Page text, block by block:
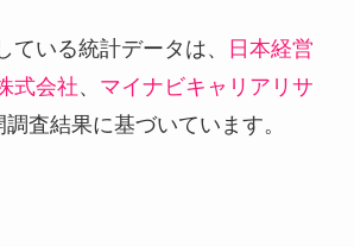
いる統計データは、
日本経営
式会社、 マイナビキャリアリサ
査結果に基づいています。